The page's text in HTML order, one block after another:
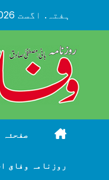
ہفتہ. اگست 8th, 2026
صفحئہ
روزنامہ وفاق